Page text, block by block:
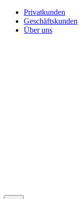
Privatkunden
Geschäftskunden
Über uns